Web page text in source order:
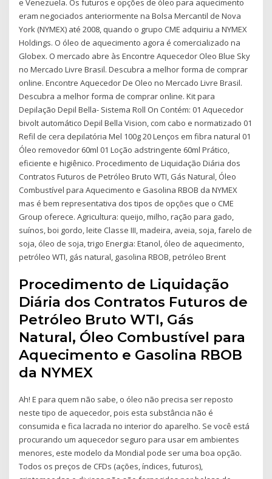
e Venezuela. Os futuros e opções de óleo para aquecimento
eram negociados anteriormente na Bolsa Mercantil de Nova
York (NYMEX) até 2008, quando o grupo CME adquiriu a NYMEX
Holdings. O óleo de aquecimento agora é comercializado na
Globex. O mercado abre às Encontre Aquecedor Oleo Blue Sky
no Mercado Livre Brasil. Descubra a melhor forma de comprar
online. Encontre Aquecedor De Oleo no Mercado Livre Brasil.
Descubra a melhor forma de comprar online. Kit para
Depilação Depil Bella- Sistema Roll On Contém: 01 Aquecedor
bivolt automático Depil Bella Vision, com cabo e normatizado 01
Refil de cera depilatória Mel 100g 20 Lenços em fibra natural 01
Óleo removedor 60ml 01 Loção adstringente 60ml Prático,
eficiente e higiênico. Procedimento de Liquidação Diária dos
Contratos Futuros de Petróleo Bruto WTI, Gás Natural, Óleo
Combustível para Aquecimento e Gasolina RBOB da NYMEX
mas é bem representativa dos tipos de opções que o CME
Group oferece. Agricultura: queijo, milho, ração para gado,
suínos, boi gordo, leite Classe III, madeira, aveia, soja, farelo de
soja, óleo de soja, trigo Energia: Etanol, óleo de aquecimento,
petróleo WTI, gás natural, gasolina RBOB, petróleo Brent
Procedimento de Liquidação
Diária dos Contratos Futuros de
Petróleo Bruto WTI, Gás
Natural, Óleo Combustível para
Aquecimento e Gasolina RBOB
da NYMEX
Ah! E para quem não sabe, o óleo não precisa ser reposto
neste tipo de aquecedor, pois esta substância não é
consumida e fica lacrada no interior do aparelho. Se você está
procurando um aquecedor seguro para usar em ambientes
menores, este modelo da Mondial pode ser uma boa opção.
Todos os preços de CFDs (ações, índices, futuros),